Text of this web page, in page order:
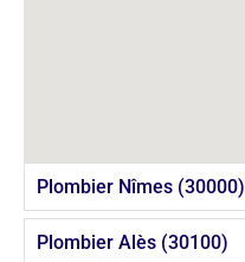
Plombier Nîmes (30000)
Plombier Alès (30100)